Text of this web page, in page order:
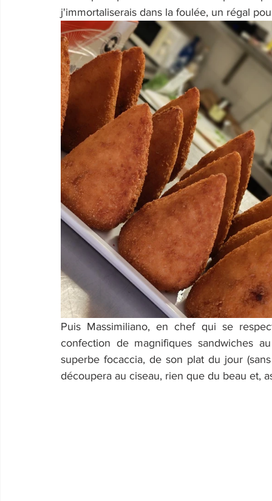
j'immortaliserais dans la foulée, un régal
Puis Massimiliano, en chef qui se
confection de magnifiques sandwiches
superbe focaccia, de son plat du jour
découpera au ciseau, rien que du beau et,